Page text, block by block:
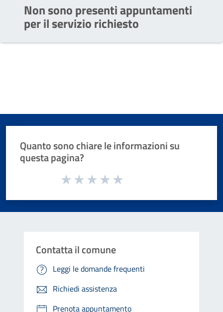
Non sono presenti appuntamenti
per il servizio richiesto
Quanto sono chiare le informazioni su
questa pagina?
Valuta da 1 a 5 stelle la pagina
Contatta il comune
Leggi le domande frequenti
Richiedi assistenza
Prenota appuntamento